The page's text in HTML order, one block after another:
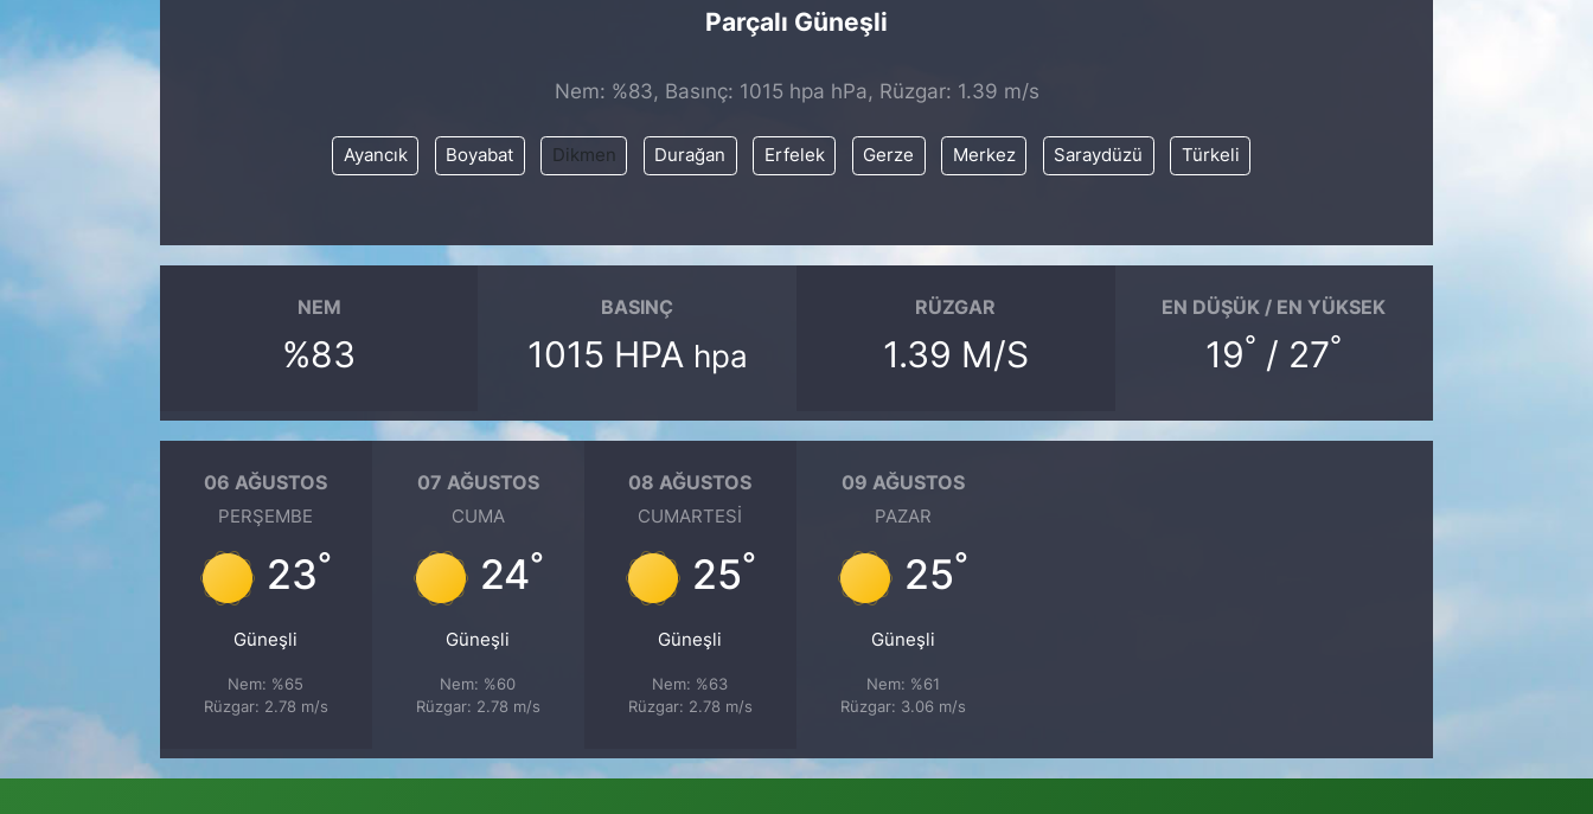
Parçalı Güneşli
Nem: %83, Basınç: 1015 hpa hPa, Rüzgar: 1.39 m/s
Ayancık Boyabat Dikmen Durağan Erfelek Gerze Merkez Saraydüzü Türkeli
NEM
%83
BASINÇ
1015 HPA hpa
RÜZGAR
1.39 M/S
EN DÜŞÜK / EN YÜKSEK
19° / 27°
06 AĞUSTOS
PERŞEMBE
23°
Güneşli
Nem: %65
Rüzgar: 2.78 m/s
07 AĞUSTOS
CUMA
24°
Güneşli
Nem: %60
Rüzgar: 2.78 m/s
08 AĞUSTOS
CUMARTESI
25°
Güneşli
Nem: %63
Rüzgar: 2.78 m/s
09 AĞUSTOS
PAZAR
25°
Güneşli
Nem: %61
Rüzgar: 3.06 m/s